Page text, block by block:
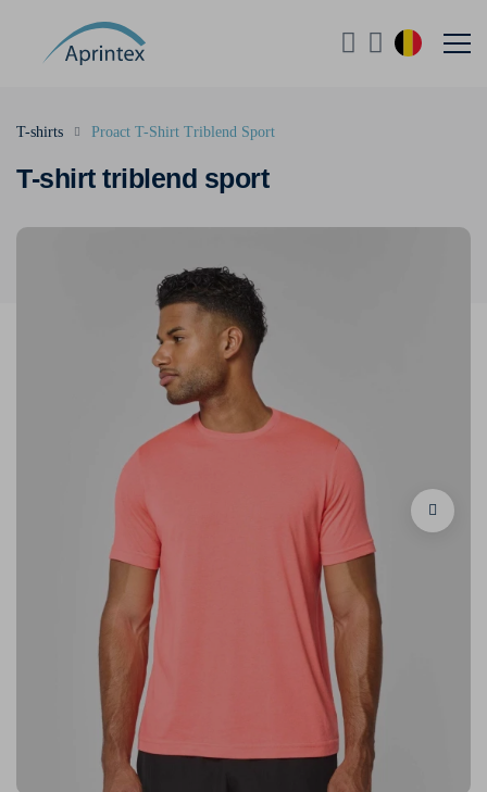
T-shirt triblend sport
T-shirts Proact T-Shirt Triblend Sport